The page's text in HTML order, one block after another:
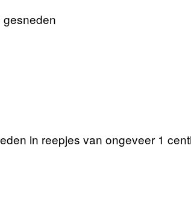
gesneden
in reepjes van ongeveer 1